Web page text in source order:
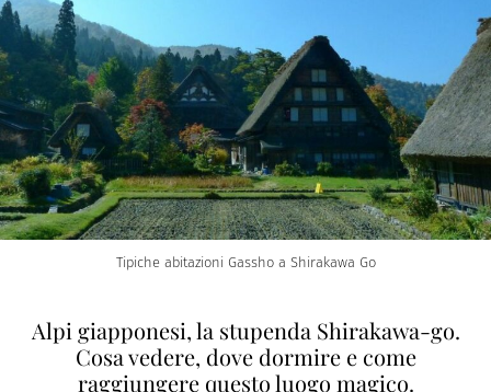
Tipiche abitazioni Gassho a Shirakawa Go
Alpi giapponesi, la stupenda Shirakawa-go.
Cosa vedere, dove dormire e come
raggiungere questo luogo magico.